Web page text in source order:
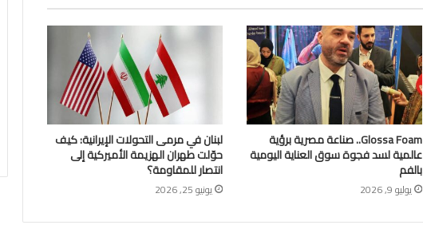
Glossa Foam.. صناعة مصرية برؤية
عالمية لسد فجوة سوق العناية اليومية
بالفم
يوليو 9, 2026
لبنان في مرمى التحولات الإيرانية: كيف
حوّلت طهران الهزيمة الأميركية إلى
انتصار للمقاومة؟
يونيو 25, 2026